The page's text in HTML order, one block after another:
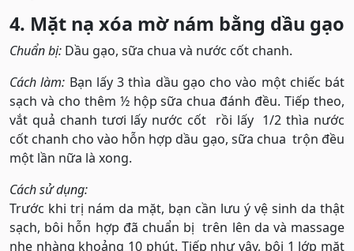
4. Mặt nạ xóa mờ nám bằng dầu gạo
Chuẩn bị: Dầu gạo, sữa chua và nước cốt chanh.
Cách làm: Bạn lấy 3 thìa dầu gạo cho vào một chiếc bát
sạch và cho thêm ½ hộp sữa chua đánh đều. Tiếp theo,
vắt quả chanh tươi lấy nước cốt rồi lấy 1/2 thìa nước
cốt chanh cho vào hỗn hợp dầu gạo, sữa chua trộn đều
một lần nữa là xong.
Cách sử dụng:
Trước khi trị nám da mặt, bạn cần lưu ý vệ sinh da thật
sạch, bôi hỗn hợp đã chuẩn bị trên lên da và massage
nhẹ nhàng khoảng 10 phút. Tiếp như vậy, bôi 1 lớp mặt